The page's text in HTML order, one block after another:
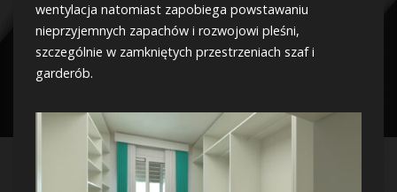
wentylacja natomiast zapobiega powstawaniu
nieprzyjemnych zapachów i rozwojowi pleśni,
szczególnie w zamkniętych przestrzeniach szaf i
garderób.